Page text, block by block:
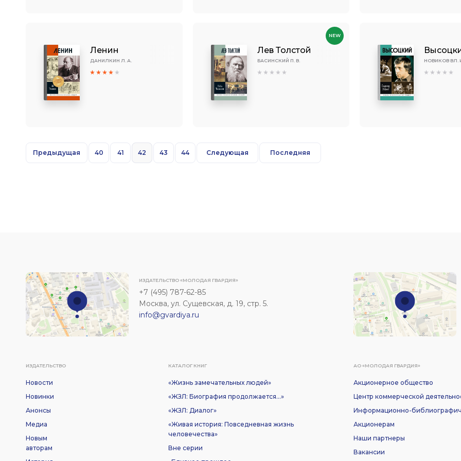
Ленин
ДАНИЛКИН Л. А.
Лев Толстой
БАСИНСКИЙ П. В.
NEW
НОВИКОВ ВЛ.
Предыдущая 40 41 42 43 44 Следующая Последняя
ИЗДАТЕЛЬСТВО «МОЛОДАЯ ГВАРДИЯ»
+7 (495) 787-62-85
Москва, ул. Сущевская, д. 19, стр. 5.
info@gvardiya.ru
ИЗДАТЕЛЬСТВО
Новости
Новинки
Анонсы
Медиа
Новым
авторам
КАТАЛОГ КНИГ
«Жизнь замечательных людей»
«ЖЗЛ: Биография продолжается...»
«ЖЗЛ: Диалог»
«Живая история: Повседневная жизнь
человечества»
Вне серии
АО «МОЛОДАЯ ГВАРДИЯ»
Акционерное общество
Центр коммерческой
Информационно-
Акционерам
Наши партнеры
Вакансии